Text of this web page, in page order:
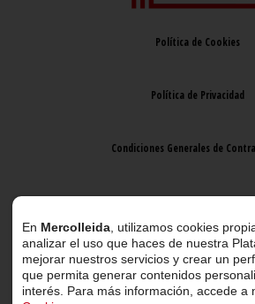
Política de Cookies
Política de Privacidad
Condiciones Generales de
Aviso Legal
En Mercolleida , utilizamos cookies
analizar el uso que haces de nuestra
mejorar nuestros servicios y crear un
que permita generar contenidos
interés. Para más información, accede a